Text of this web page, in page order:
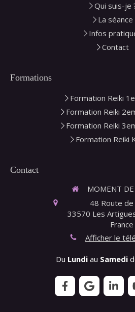
Qui suis-je
La séance
Infos
Contact
Formations
Formation Reiki
Formation Reiki
Formation Reiki
Formation Reiki
Contact
MOMENT
48 Route de
33570 Les
France
Afficher le
Du Lundiau Samedi